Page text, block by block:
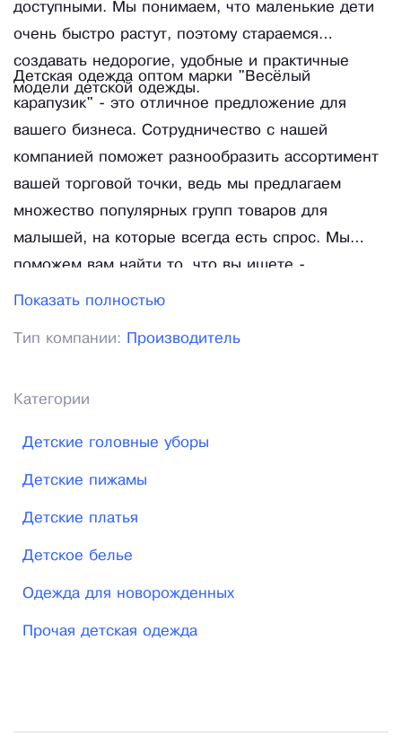
доступными. Мы понимаем, что маленькие дети
очень быстро растут, поэтому стараемся
создавать недорогие, удобные и практичные
модели детской одежды.
Детская одежда оптом марки "Весёлый
карапузик" - это отличное предложение для
вашего бизнеса. Сотрудничество с нашей
компанией поможет разнообразить ассортимент
вашей торговой точки, ведь мы предлагаем
множество популярных групп товаров для
малышей, на которые всегда есть спрос. Мы
поможем вам найти то, что вы ищете -
качественный товар по отличной цене, который
принесет вам гарантированную прибыль.
Показать полностью
Тип компании: Производитель
Категории
Детские головные уборы
Детские пижамы
Детские платья
Детское белье
Одежда для новорожденных
Прочая детская одежда